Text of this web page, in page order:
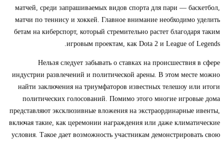
матчей, среди запрашиваемых видов спорта для пари — баскетбол,
матчи по теннису и хоккей. Главное внимание необходимо уделить
бетам на киберспорт, который стремительно растет благодаря таким
игровым проектам, как Dota 2 и League of Legends.
Нельзя следует забывать о ставках на происшествия в сфере
индустрии развлечений и политической арены. В этом месте можно
найти заключения на триумфаторов известных телешоу или итоги
политических голосований. Помимо этого многие игровые дома
представляют эксклюзивные вложения на экстраординарные ивенты,
включая такие, как церемонии награждения или даже климатические
условия. Такое дает возможность участникам демонстрировать свою